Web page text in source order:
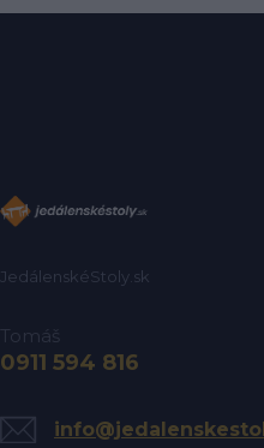
JedálenskéStoly.sk
Tomáš
0911 594 816